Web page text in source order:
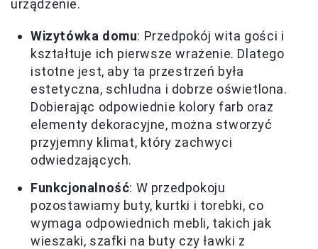
urządzenie.
Wizytówka domu: Przedpokój wita gości i
kształtuje ich pierwsze wrażenie. Dlatego
istotne jest, aby ta przestrzeń była
estetyczna, schludna i dobrze oświetlona.
Dobierając odpowiednie kolory farb oraz
elementy dekoracyjne, można stworzyć
przyjemny klimat, który zachwyci
odwiedzających.
Funkcjonalność: W przedpokoju
pozostawiamy buty, kurtki i torebki, co
wymaga odpowiednich mebli, takich jak
wieszaki, szafki na buty czy ławki z